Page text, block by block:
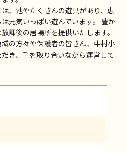
、池やたくさんの遊具があり、恵
元気いっぱい遊んでいます。 豊か
課後の居場所を提供いたします。
の方々や保護者の皆さん、中村小
き、手を取り合いながら運営して